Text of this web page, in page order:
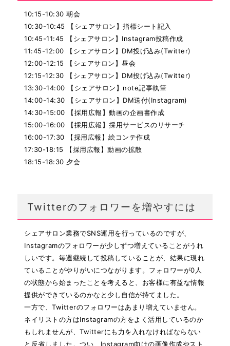
10:15-10:30 朝会
10:30-10:45 【シェアサロン】指標シート記入
10:45-11:45 【シェアサロン】Instagram投稿作成
11:45-12:00 【シェアサロン】DM投げ込み(Twitter)
12:00-12:15 【シェアサロン】昼会
12:15-12:30 【シェアサロン】DM投げ込み(Twitter)
13:30-14:00 【シェアサロン】note記事執筆
14:00-14:30 【シェアサロン】DM送付(Instagram)
14:30-15:00 【採用広報】動画の企画書作成
15:00-16:00 【採用広報】採用サービスのリサーチ
16:00-17:30 【採用広報】絵コンテ作成
17:30-18:15 【採用広報】動画の拡散
18:15-18:30 夕会
Twitterのフォロワーを増やすには
シェアサロン業務でSNS運用を行っているのですが、
Instagramのフォロワーが少しずつ増えていることがうれ
しいです。毎週継続して投稿していることが、結果に現れ
ていることがやりがいにつながります。フォロワーが0人
の状態から始まったことを考えると、お客様に有益な情報
提供ができているのかなと少し自信が持てました。
一方で、Twitterのフォロワーはあまり増えていません。
ネイリストの方はInstagramの方をよく活用しているのか
もしれませんが、Twitterにも力を入れなければならない
と反省しました。つい、Instagram向けの画像作成やスト